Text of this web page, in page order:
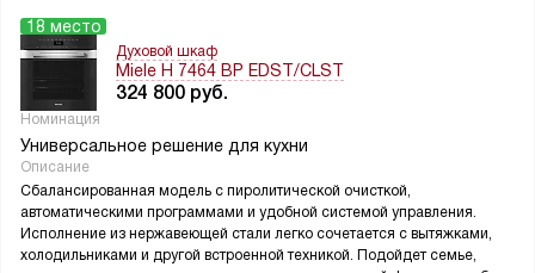
18 место
Духовой шкаф
Miele H 7464 BP EDST/CLST
324 800 руб.
Номинация
Универсальное решение для кухни
Описание
Сбалансированная модель с пиролитической очисткой,
автоматическими программами и удобной системой управления.
Исполнение из нержавеющей стали легко сочетается с вытяжками,
холодильниками и другой встроенной техникой. Подойдет семье,